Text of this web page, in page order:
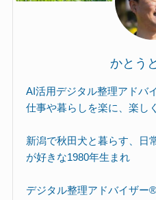
かとう
AI活用デジタル整理アドバ
仕事や暮らしを楽に、楽し
新潟で秋田犬と暮らす、日
が好きな1980年生まれ
デジタル整理アドバイザー